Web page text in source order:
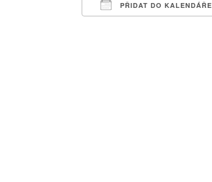
PŘIDAT DO KALENDÁŘE